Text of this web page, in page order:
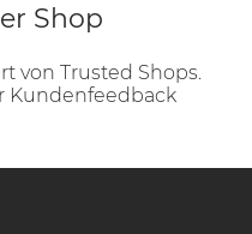
Shop
von Trusted Shops.
Kundenfeedback